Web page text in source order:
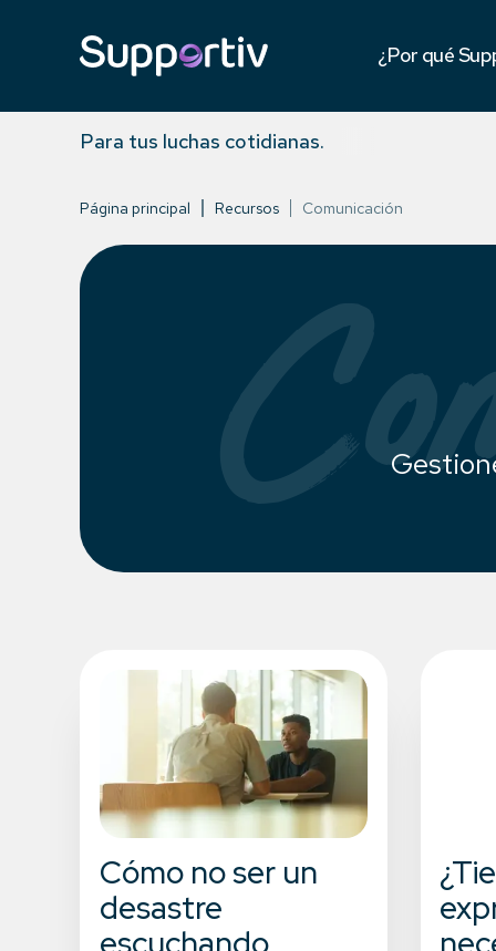
¿Por qué
Contra
Para tus luchas cotidianas.
Página principal Recursos Comunicación
Cómo no ser un
desastre